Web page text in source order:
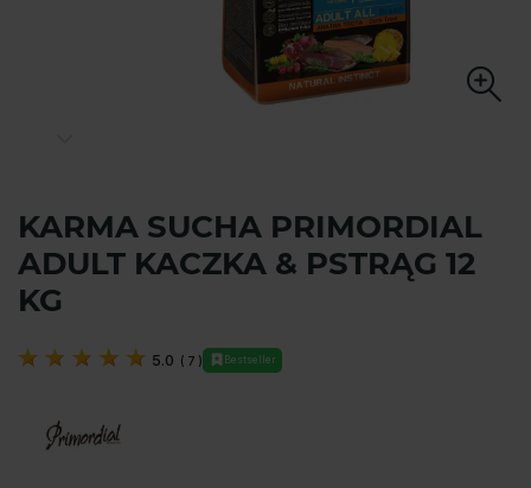
KARMA SUCHA PRIMORDIAL
ADULT KACZKA & PSTRĄG 12
KG
5.0 ( 7 ) Bestseller